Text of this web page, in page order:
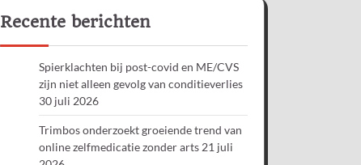
Recente berichten
Spierklachten bij post-covid en ME/CVS
zijn niet alleen gevolg van conditieverlies
30 juli 2026
Trimbos onderzoekt groeiende trend van
online zelfmedicatie zonder arts 21 juli